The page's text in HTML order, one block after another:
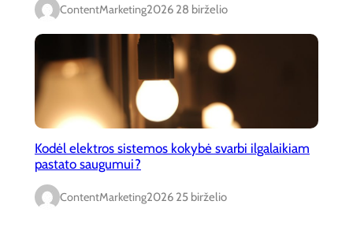
ContentMarketing2026 28 birželio
Kodėl elektros sistemos kokybė svarbi ilgalaikiam
pastato saugumui?
ContentMarketing2026 25 birželio